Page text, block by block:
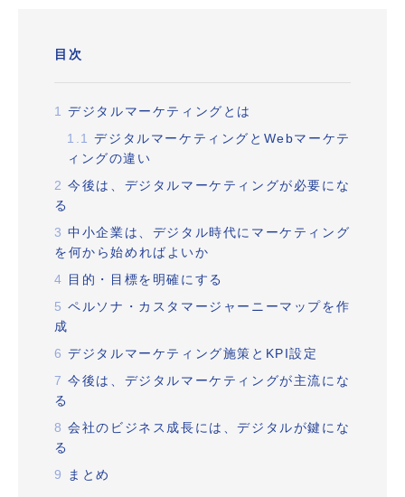
目次
1
デジタルマーケティングとは
1.1
デジタルマーケティングとWebマーケテ
ィングの違い
2 今後は、デジタルマーケティングが必要にな
る
3 中小企業は、デジタル時代にマーケティング
を何から始めればよいか
4 目的・目標を明確にする
5 ペルソナ・カスタマージャーニーマップを作
成
6 デジタルマーケティング施策とKPI設定
7 今後は、デジタルマーケティングが主流にな
る
8 会社のビジネス成長には、デジタルが鍵にな
る
9
まとめ